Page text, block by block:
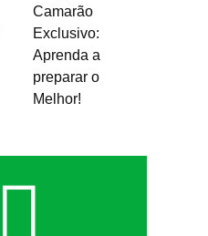
Camarão
Exclusivo:
Aprenda a
preparar o
Melhor!